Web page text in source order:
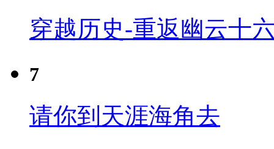
穿越历史-重返幽云十
7
请你到天涯海角去